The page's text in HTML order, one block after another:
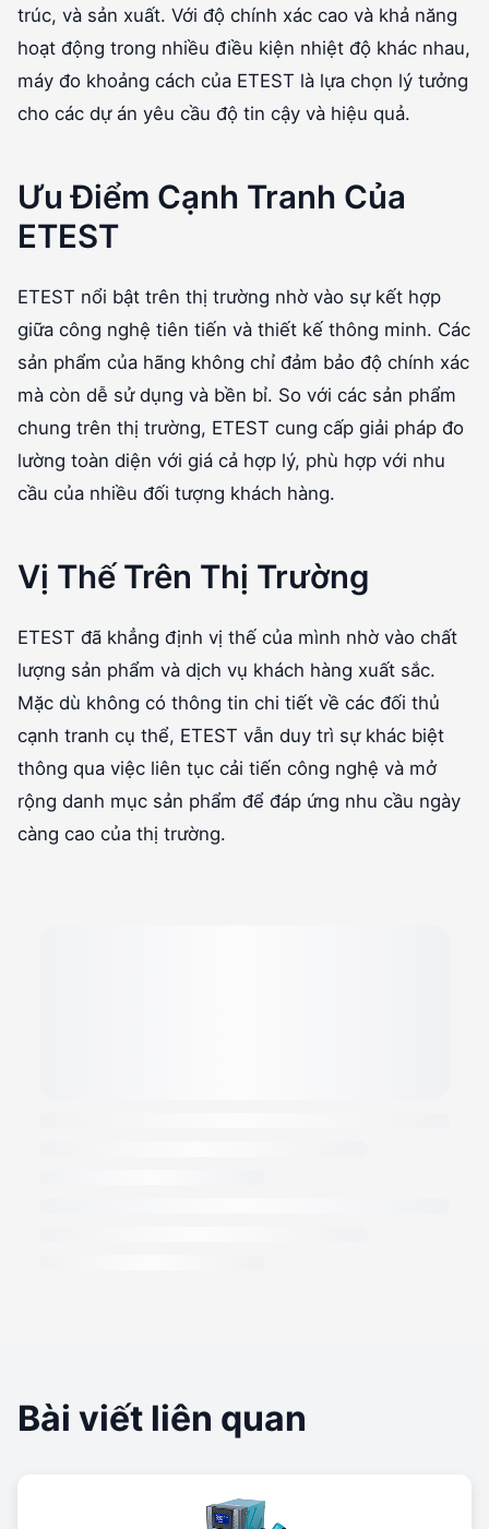
trúc, và sản xuất. Với độ chính xác cao và khả năng
hoạt động trong nhiều điều kiện nhiệt độ khác nhau,
máy đo khoảng cách của ETEST là lựa chọn lý tưởng
cho các dự án yêu cầu độ tin cậy và hiệu quả.
Ưu Điểm Cạnh Tranh Của
ETEST
ETEST nổi bật trên thị trường nhờ vào sự kết hợp
giữa công nghệ tiên tiến và thiết kế thông minh. Các
sản phẩm của hãng không chỉ đảm bảo độ chính xác
mà còn dễ sử dụng và bền bỉ. So với các sản phẩm
chung trên thị trường, ETEST cung cấp giải pháp đo
lường toàn diện với giá cả hợp lý, phù hợp với nhu
cầu của nhiều đối tượng khách hàng.
Vị Thế Trên Thị Trường
ETEST đã khẳng định vị thế của mình nhờ vào chất
lượng sản phẩm và dịch vụ khách hàng xuất sắc.
Mặc dù không có thông tin chi tiết về các đối thủ
cạnh tranh cụ thể, ETEST vẫn duy trì sự khác biệt
thông qua việc liên tục cải tiến công nghệ và mở
rộng danh mục sản phẩm để đáp ứng nhu cầu ngày
càng cao của thị trường.
Bài viết liên quan